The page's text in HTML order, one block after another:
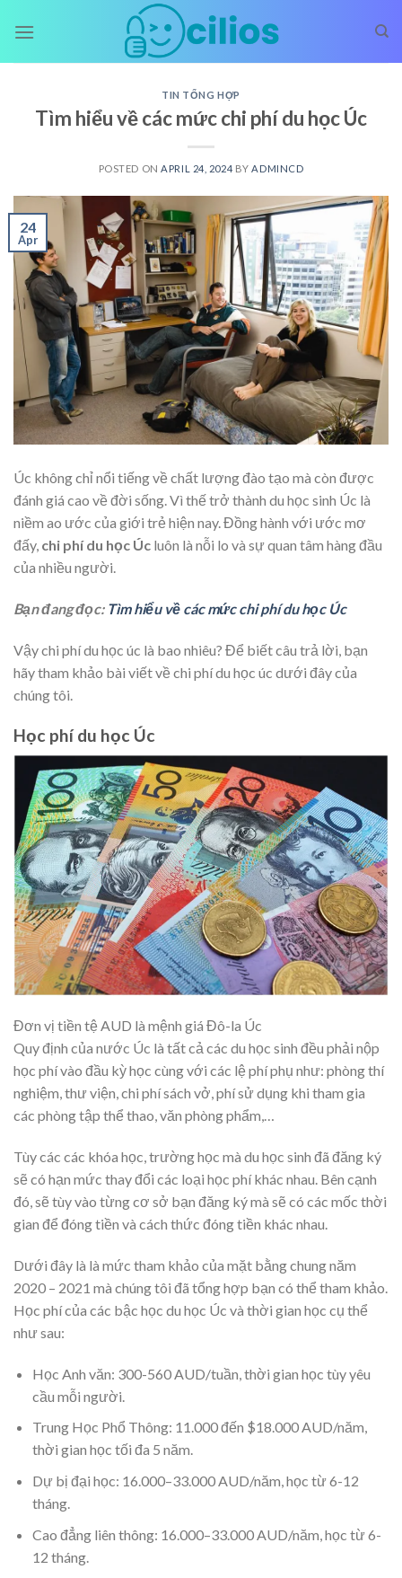
TIN TỔNG HỢP
Tìm hiểu về các mức chi phí du học Úc
POSTED ON APRIL 24, 2024 BY ADMINCD
24
Apr
Úc không chỉ nổi tiếng về chất lượng đào tạo mà còn được
đánh giá cao về đời sống. Vì thế trở thành du học sinh Úc là
niềm ao ước của giới trẻ hiện nay. Đồng hành với ước mơ
đấy, chi phí du học Úc luôn là nỗi lo và sự quan tâm hàng đầu
của nhiều người.
Bạn đang đọc: Tìm hiểu về các mức chi phí du học Úc
Vậy chi phí du học úc là bao nhiêu? Để biết câu trả lời, bạn
hãy tham khảo bài viết về chi phí du học úc dưới đây của
chúng tôi.
Học phí du học Úc
Đơn vị tiền tệ AUD là mệnh giá Đô-la Úc
Quy định của nước Úc là tất cả các du học sinh đều phải nộp
học phí vào đầu kỳ học cùng với các lệ phí phụ như: phòng thí
nghiệm, thư viện, chi phí sách vở, phí sử dụng khi tham gia
các phòng tập thể thao, văn phòng phẩm,…
Tùy các các khóa học, trường học mà du học sinh đã đăng ký
sẽ có hạn mức thay đổi các loại học phí khác nhau. Bên cạnh
đó, sẽ tùy vào từng cơ sở bạn đăng ký mà sẽ có các mốc thời
gian để đóng tiền và cách thức đóng tiền khác nhau.
Dưới đây là là mức tham khảo của mặt bằng chung năm
2020 – 2021 mà chúng tôi đã tổng hợp bạn có thể tham khảo.
Học phí của các bậc học du học Úc và thời gian học cụ thể
như sau:
Học Anh văn: 300-560 AUD/tuần, thời gian học tùy yêu
cầu mỗi người.
Trung Học Phổ Thông: 11.000 đến $18.000 AUD/năm,
thời gian học tối đa 5 năm.
Dự bị đại học: 16.000–33.000 AUD/năm, học từ 6-12
tháng.
Cao đẳng liên thông: 16.000–33.000 AUD/năm, học từ 6-
12 tháng.